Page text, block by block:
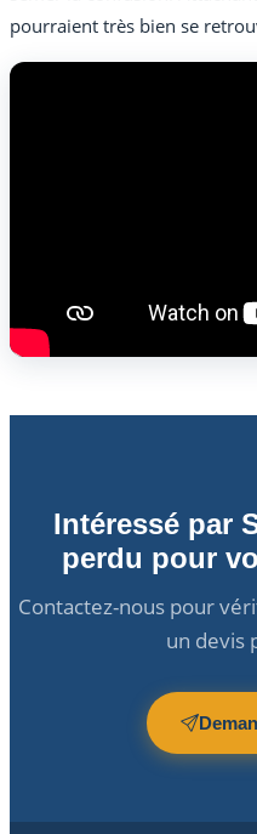
pourraient très bien se
Intéressé par
perdu pour
Contactez-nous pour
un devis